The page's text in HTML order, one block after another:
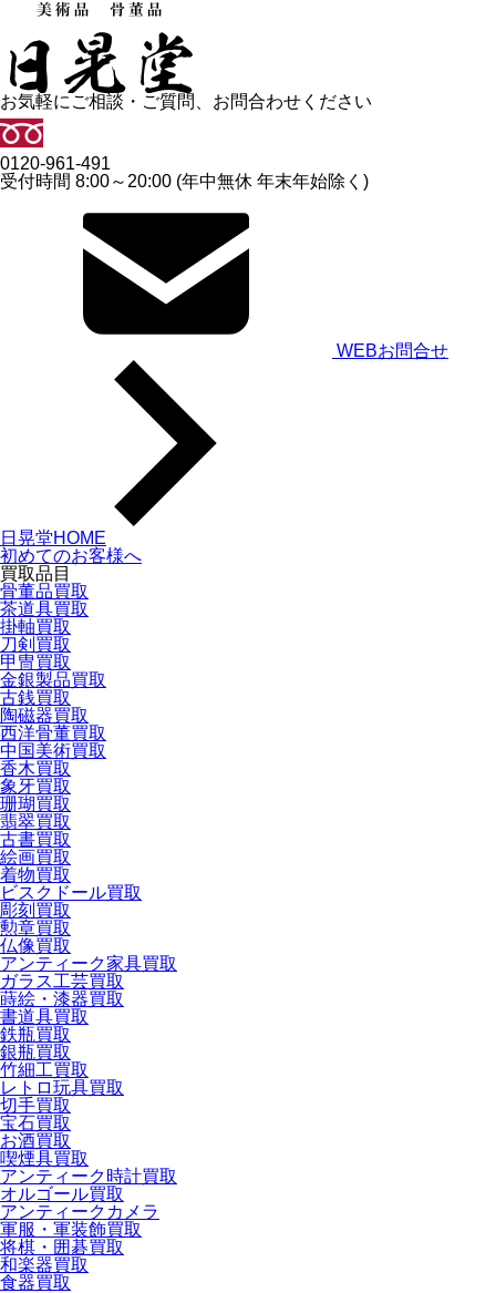
お気軽にご相談・ご質問、お問合わせください
0120-961-491
受付時間 8:00～20:00 (年中無休 年末年始除く)
WEBお問合せ
日晃堂HOME
初めてのお客様へ
買取品目
骨董品買取
茶道具買取
掛軸買取
刀剣買取
甲冑買取
金銀製品買取
古銭買取
陶磁器買取
西洋骨董買取
中国美術買取
香木買取
象牙買取
珊瑚買取
翡翠買取
古書買取
絵画買取
着物買取
ビスクドール買取
彫刻買取
勲章買取
仏像買取
アンティーク家具買取
ガラス工芸買取
蒔絵・漆器買取
書道具買取
鉄瓶買取
銀瓶買取
竹細工買取
レトロ玩具買取
切手買取
宝石買取
お酒買取
喫煙具買取
アンティーク時計買取
オルゴール買取
アンティークカメラ
軍服・軍装飾買取
将棋・囲碁買取
和楽器買取
食器買取